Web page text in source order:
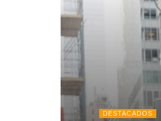
DESTACADOS